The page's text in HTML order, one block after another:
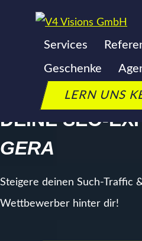
Services
Geschenke
LERN UNS
SEO
DEINE SEO-
GERA
Steigere deinen Such-Traffic
Wettbewerber hinter dir!